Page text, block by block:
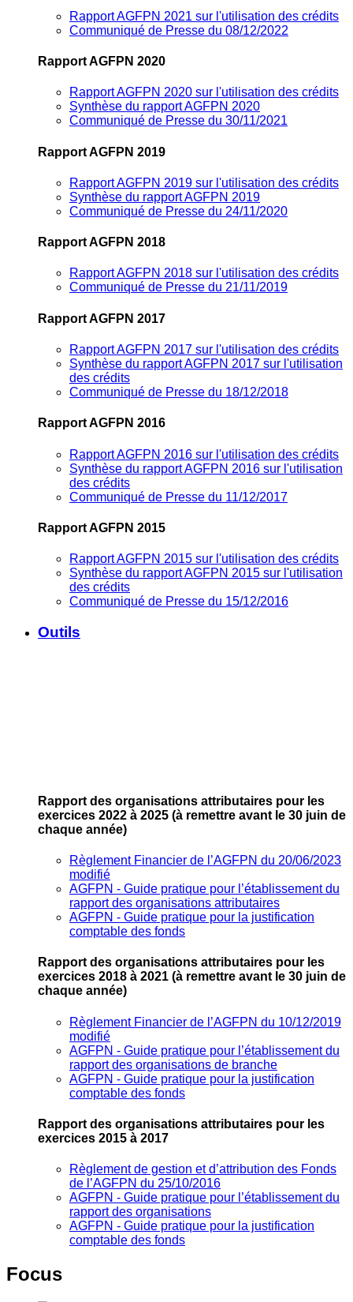
Rapport AGFPN 2021 sur l'utilisation des crédits
Communiqué de Presse du 08/12/2022
Rapport AGFPN 2020
Rapport AGFPN 2020 sur l'utilisation des crédits
Synthèse du rapport AGFPN 2020
Communiqué de Presse du 30/11/2021
Rapport AGFPN 2019
Rapport AGFPN 2019 sur l'utilisation des crédits
Synthèse du rapport AGFPN 2019
Communiqué de Presse du 24/11/2020
Rapport AGFPN 2018
Rapport AGFPN 2018 sur l'utilisation des crédits
Communiqué de Presse du 21/11/2019
Rapport AGFPN 2017
Rapport AGFPN 2017 sur l'utilisation des crédits
Synthèse du rapport AGFPN 2017 sur l'utilisation
des crédits
Communiqué de Presse du 18/12/2018
Rapport AGFPN 2016
Rapport AGFPN 2016 sur l'utilisation des crédits
Synthèse du rapport AGFPN 2016 sur l'utilisation
des crédits
Communiqué de Presse du 11/12/2017
Rapport AGFPN 2015
Rapport AGFPN 2015 sur l'utilisation des crédits
Synthèse du rapport AGFPN 2015 sur l'utilisation
des crédits
Communiqué de Presse du 15/12/2016
Outils
Rapport des organisations attributaires pour les
exercices 2022 à 2025 (à remettre avant le 30 juin de
chaque année)
Règlement Financier de l’AGFPN du 20/06/2023
modifié
AGFPN ‐ Guide pratique pour l’établissement du
rapport des organisations attributaires
AGFPN ‐ Guide pratique pour la justification
comptable des fonds
Rapport des organisations attributaires pour les
exercices 2018 à 2021 (à remettre avant le 30 juin de
chaque année)
Règlement Financier de l’AGFPN du 10/12/2019
modifié
AGFPN ‐ Guide pratique pour l’établissement du
rapport des organisations de branche
AGFPN ‐ Guide pratique pour la justification
comptable des fonds
Rapport des organisations attributaires pour les
exercices 2015 à 2017
Règlement de gestion et d’attribution des Fonds
de l’AGFPN du 25/10/2016
AGFPN ‐ Guide pratique pour l’établissement du
rapport des organisations
AGFPN ‐ Guide pratique pour la justification
comptable des fonds
Focus